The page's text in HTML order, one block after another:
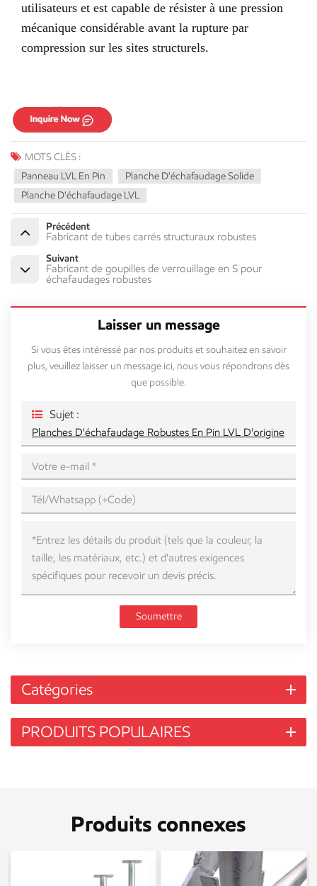
utilisateurs et est capable de résister à une pression
mécanique considérable avant la rupture par
compression sur les sites structurels.
MOTS CLÉS :
Panneau LVL En Pin
Planche D'échafaudage Solide
Planche D'échafaudage LVL
Précédent
Fabricant de tubes carrés structuraux robustes
Suivant
Fabricant de goupilles de verrouillage en S pour
échafaudages robustes
Laisser un message
Si vous êtes intéressé par nos produits et souhaitez en savoir
plus, veuillez laisser un message ici, nous vous répondrons dès
que possible.
Sujet :
Planches D'échafaudage Robustes En Pin LVL D'origine
Soumettre
Catégories
PRODUITS POPULAIRES
Produits connexes